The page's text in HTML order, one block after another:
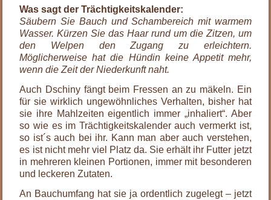
Was sagt der Trächtigkeitskalender:
Säubern Sie Bauch und Schambereich mit warmem
Wasser. Kürzen Sie das Haar rund um die Zitzen, um
den Welpen den Zugang zu erleichtern.
Möglicherweise hat die Hündin keine Appetit mehr,
wenn die Zeit der Niederkunft naht.
Auch Dschiny fängt beim Fressen an zu mäkeln. Ein
für sie wirklich ungewöhnliches Verhalten, bisher hat
sie ihre Mahlzeiten eigentlich immer „inhaliert“. Aber
so wie es im Trächtigkeitskalender auch vermerkt ist,
so ist´s auch bei ihr. Kann man aber auch verstehen,
es ist nicht mehr viel Platz da. Sie erhält ihr Futter jetzt
in mehreren kleinen Portionen, immer mit besonderen
und leckeren Zutaten.
An Bauchumfang hat sie ja ordentlich zugelegt – jetzt